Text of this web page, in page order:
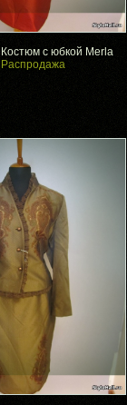
Костюм с юбкой Merla
Распродажа